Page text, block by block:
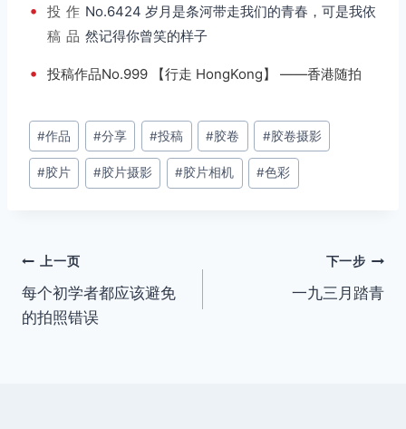
•
投
稿
作
品
No.6424 岁月是条河带走我们的青春，可是我依
然记得你曾笑的样子
• 投稿作品No.999 【行走 HongKong】 ——香港随拍
文
章
标
#作品 #分享 #投稿 #胶卷 #胶卷摄影
#胶片 #胶片摄影 #胶片相机 #色彩
文
章
上一页
每个初学者都应该避免
的拍照错误
下一步
一九三月踏青